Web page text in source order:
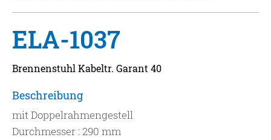
ELA-1037
Brennenstuhl Kabeltr. Garant 40
Beschreibung
mit Doppelrahmengestell
Durchmesser : 290 mm